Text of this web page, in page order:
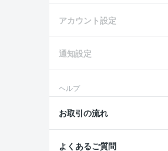
アカウント設定
通知設定
ヘルプ
お取引の流れ
よくあるご質問